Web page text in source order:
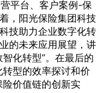
平台、客户案例-保
，阳光保险集团科技
技助力企业数字化转
的未来应用展望，讲
化转型”。在最后的
型的效率探讨和价
价值链的创新实